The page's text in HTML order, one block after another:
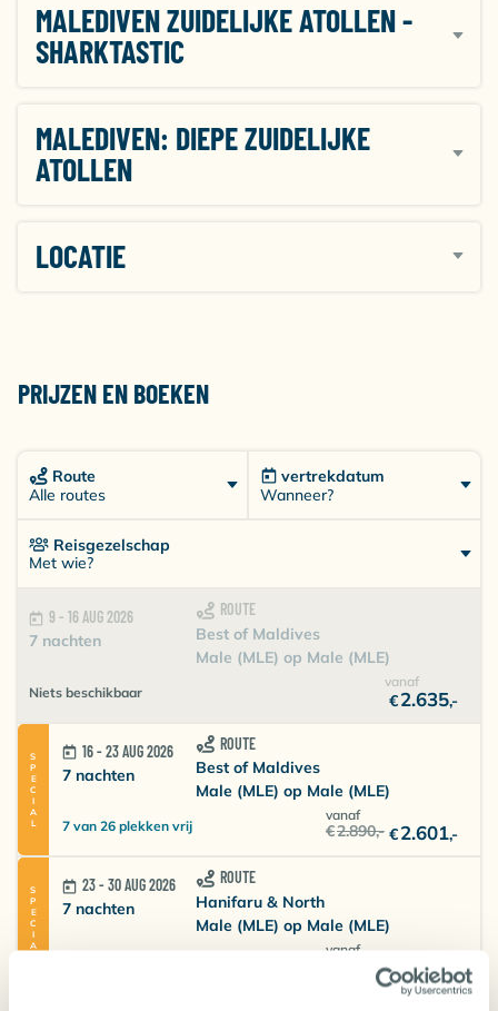
MALEDIVEN ZUIDELIJKE ATOLLEN -
SHARKTASTIC
MALEDIVEN: DIEPE ZUIDELIJKE
ATOLLEN
LOCATIE
PRIJZEN EN BOEKEN
Route
Alle routes
vertrekdatum
Wanneer?
Reisgezelschap
Met wie?
9 - 16 AUG 2026
7 nachten
ROUTE
Best of Maldives
Male (MLE) op Male (MLE)
vanaf
€2.635,-
Niets beschikbaar
SPECIAL 16 - 23 AUG 2026
7 nachten
ROUTE
Best of Maldives
Male (MLE) op Male (MLE)
vanaf
€2.601,-
€2.890,-
7 van 26 plekken vrij
SPECIAL 23 - 30 AUG 2026
7 nachten
ROUTE
Hanifaru & North
Male (MLE) op Male (MLE)
vanaf
€ 2.466,-
,-